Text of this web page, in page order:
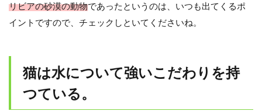
リビアの砂漠の動物であったというのは、いつも出てくるポ
イントですので、チェックしといてくださいね。
猫は水について強いこだわりを持
つている。